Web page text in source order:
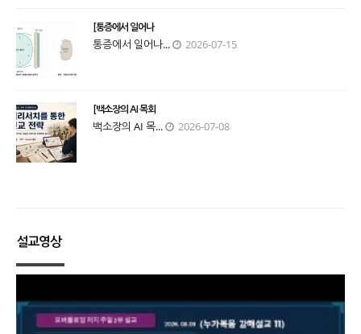
[통증에서 일어나
통증에서 일어나... 2026-07-15
[백소장의 AI 목회
백소장의 AI 목... 2026-07-08
설교영상